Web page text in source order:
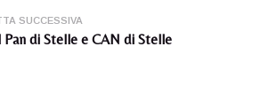
SUCCESSIVA
Pan di Stelle e CAN di Stelle